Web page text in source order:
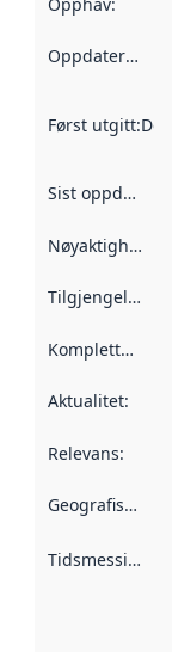
Oppdateringsfrekvens
Først utgitt:
Sist oppdatert
Nøyaktighet
Tilgjengelighet
Kompletthet
Aktualitet:
Relevans:
Geografisk avgrensning
Tidsmessig avgrensning